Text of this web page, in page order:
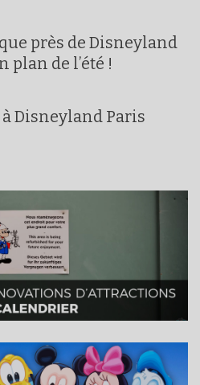
près de Disneyland
plan de l’été !
Disneyland Paris